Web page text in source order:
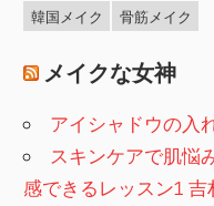
韓国メイク
骨筋メイク
メイクな女神
アイシャドウの入
スキンケアで肌悩
感できるレッスン1